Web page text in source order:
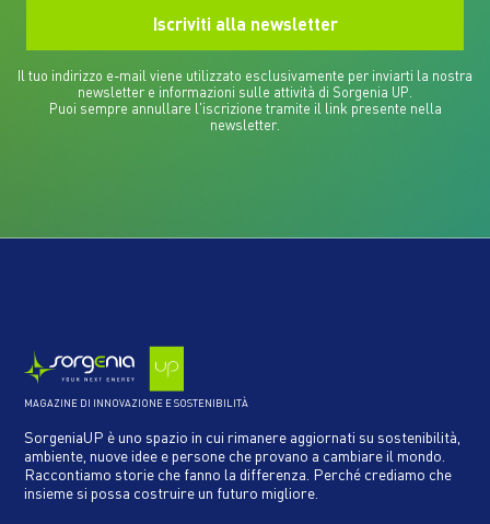
Il tuo indirizzo e-mail viene utilizzato esclusivamente per inviarti la nostra
newsletter e informazioni sulle attività di Sorgenia UP.
Puoi sempre annullare l'iscrizione tramite il link presente nella
newsletter.
MAGAZINE DI INNOVAZIONE E SOSTENIBILITÀ
SorgeniaUP è uno spazio in cui rimanere aggiornati su sostenibilità,
ambiente, nuove idee e persone che provano a cambiare il mondo.
Raccontiamo storie che fanno la differenza. Perché crediamo che
insieme si possa costruire un futuro migliore.